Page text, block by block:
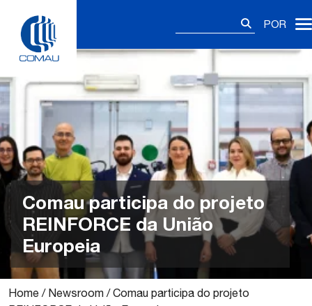
content
POR
Comau participa do projeto
REINFORCE da União
Europeia
Home / Newsroom /Comau participa do projeto